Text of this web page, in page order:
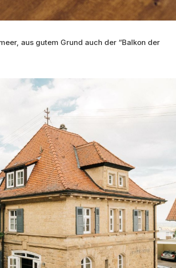
aus gutem Grund auch der “Balkon der